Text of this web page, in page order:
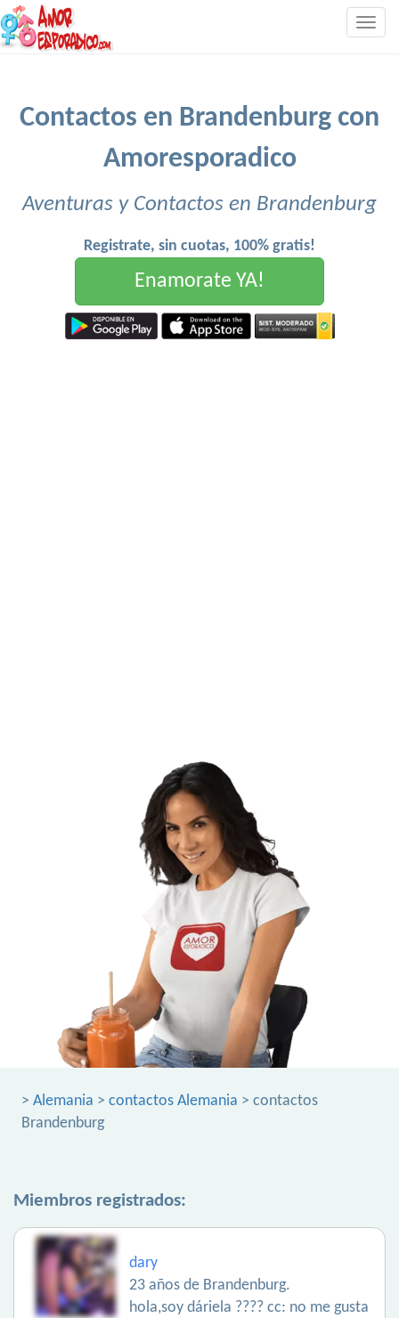
Contactos en Brandenburg con
Amoresporadico
Aventuras y Contactos en Brandenburg
Registrate, sin cuotas, 100% gratis!
Enamorate YA!
> Alemania > contactos Alemania > contactos
Brandenburg
Miembros registrados:
dary
23 años de Brandenburg.
hola,soy dáriela ???? cc: no me gusta